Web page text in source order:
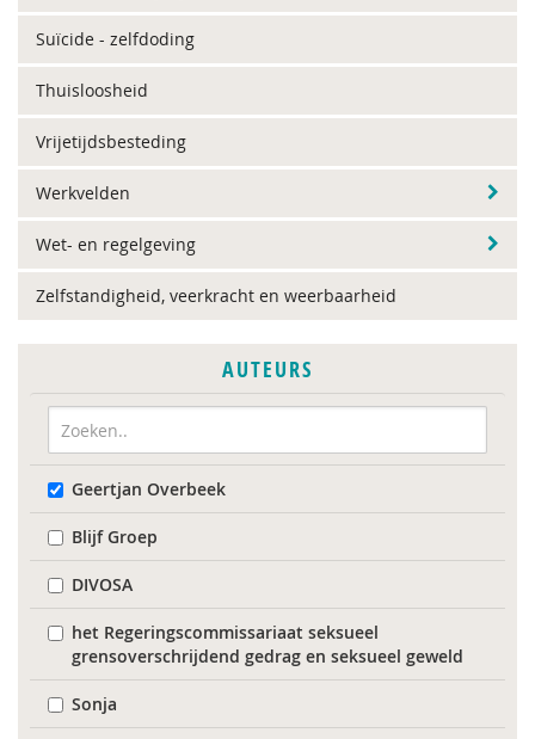
Suïcide - zelfdoding
Thuisloosheid
Vrijetijdsbesteding
Werkvelden
Wet- en regelgeving
Zelfstandigheid, veerkracht en weerbaarheid
AUTEURS
Geertjan Overbeek
Blijf Groep
DIVOSA
het Regeringscommissariaat seksueel
grensoverschrijdend gedrag en seksueel geweld
Sonja